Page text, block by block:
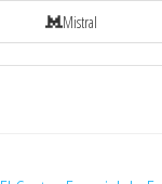
Mistral